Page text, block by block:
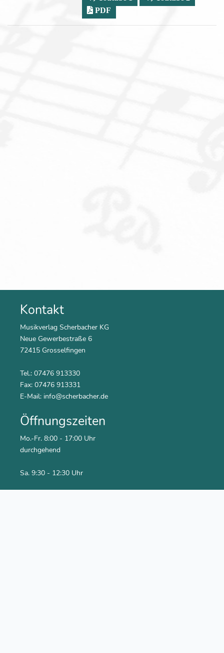
PDF
Kontakt
Musikverlag Scherbacher KG
Neue Gewerbestraße 6
72415 Grosselfingen
Tel.: 07476 913330
Fax: 07476 913331
E-Mail: info@scherbacher.de
Öffnungszeiten
Mo.-Fr. 8:00 - 17:00 Uhr
durchgehend
Sa. 9:30 - 12:30 Uhr